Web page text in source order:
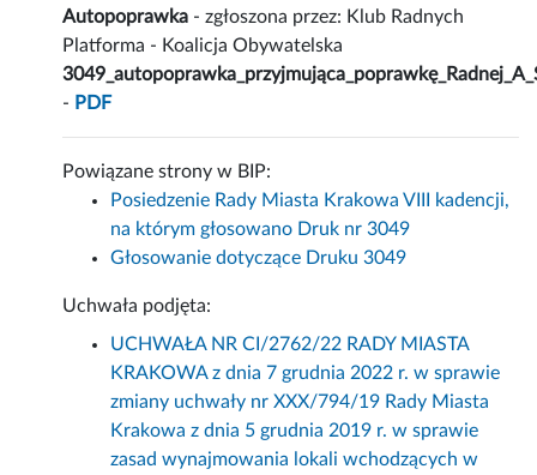
Autopoprawka - zgłoszona przez: Klub Radnych
Platforma - Koalicja Obywatelska
- PDF
Powiązane strony w BIP:
Posiedzenie Rady Miasta Krakowa VIII kadencji,
na którym głosowano Druk nr 3049
Głosowanie dotyczące Druku 3049
Uchwała podjęta:
UCHWAŁA NR CI/2762/22 RADY MIASTA
KRAKOWA z dnia 7 grudnia 2022 r. w sprawie
zmiany uchwały nr XXX/794/19 Rady Miasta
Krakowa z dnia 5 grudnia 2019 r. w sprawie
zasad wynajmowania lokali wchodzących w